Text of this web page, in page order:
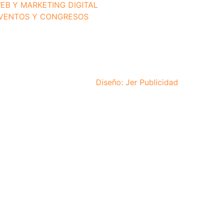
Y MARKETING DIGITAL
Y CONGRESOS
Diseño: Jer Publicidad